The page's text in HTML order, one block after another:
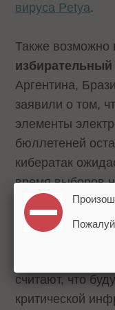
вируса Petya.
Также возможно
избирательный
Аргентина,
заявили о том,
элементы
бюллетеней
кибератак
время выборов
«Интернет
считают, что
критической